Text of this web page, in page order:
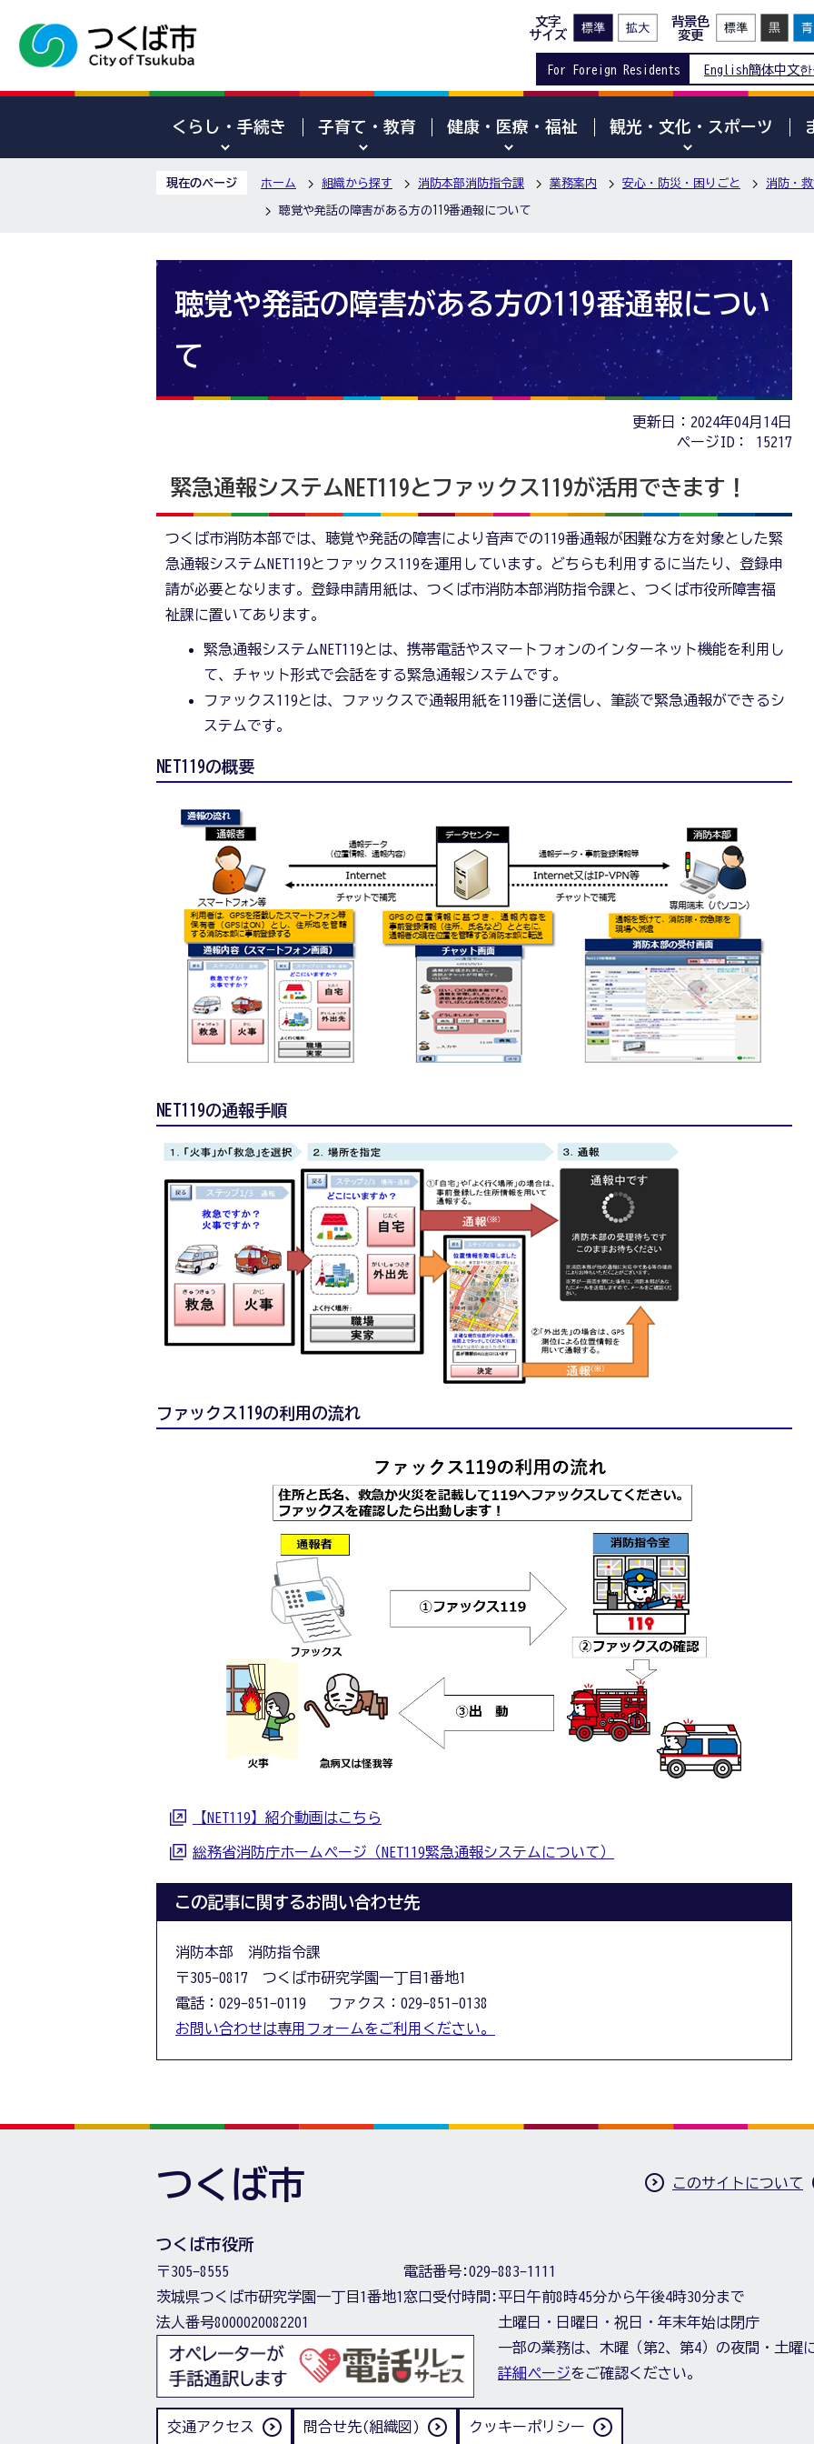
文字
サイズ
背景色
変更
For Foreign Residents English簡体中文
くらし・手続き 子育て・教育 健康・医療・福祉 観光・文化・スポーツ
現在のページ ホーム 組織から探す 消防本部消防指令課 業務案内 安心・防災・困りごと 消防・
聴覚や発話の障害がある方の119番通報について
聴覚や発話の障害がある方の119番通報につい
て
更新日：2024年04月14日
ページID：
15217
緊急通報システムNET119とファックス119が活用できます！
つくば市消防本部では、聴覚や発話の障害により音声での119番通報が困難な方を対象とした緊
急通報システムNET119とファックス119を運用しています。どちらも利用するに当たり、登録申
請が必要となります。登録申請用紙は、つくば市消防本部消防指令課と、つくば市役所障害福
祉課に置いてあります。
緊急通報システムNET119とは、携帯電話やスマートフォンのインターネット機能を利用し
て、チャット形式で会話をする緊急通報システムです。
ファックス119とは、ファックスで通報用紙を119番に送信し、筆談で緊急通報ができるシ
ステムです。
NET119の概要
NET119の通報手順
ファックス119の利用の流れ
【NET119】紹介動画はこちら
総務省消防庁ホームページ（NET119緊急通報システムについて）
この記事に関するお問い合わせ先
消防本部 消防指令課
〒305-0817 つくば市研究学園一丁目1番地1
電話：029-851-0119 ファクス：029-851-0138
お問い合わせは専用フォームをご利用ください。
つくば市 このサイトについて
つくば市役所
〒305-8555
茨城県つくば市研究学園一丁目1番地1
法人番号8000020082201
電話番号:029-883-1111
窓口受付時間:平日午前8時45分から午後4時30分まで
土曜日・日曜日・祝日・年末年始は閉庁
一部の業務は、木曜（第2、第4）の夜間・土曜
詳細ページをご確認ください。
交通アクセス 問合せ先(組織図) クッキーポリシー